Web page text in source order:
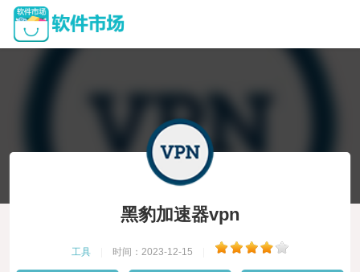
黑豹加速器vpn
工具 时间：2023-12-15